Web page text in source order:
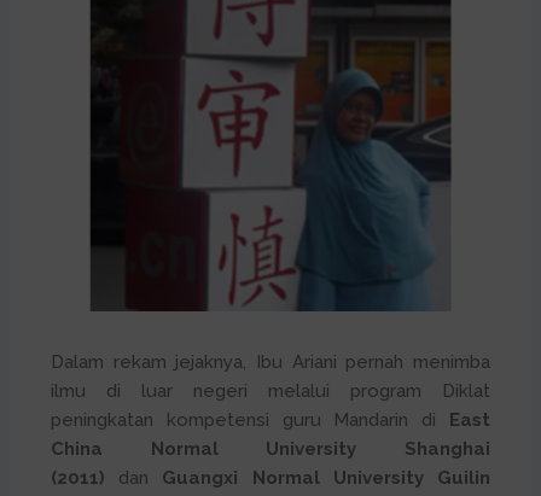
Dalam rekam jejaknya, Ibu Ariani pernah menimba
ilmu di luar negeri melalui program Diklat
peningkatan kompetensi guru Mandarin di East
China Normal University Shanghai
(2011) dan Guangxi Normal University Guilin